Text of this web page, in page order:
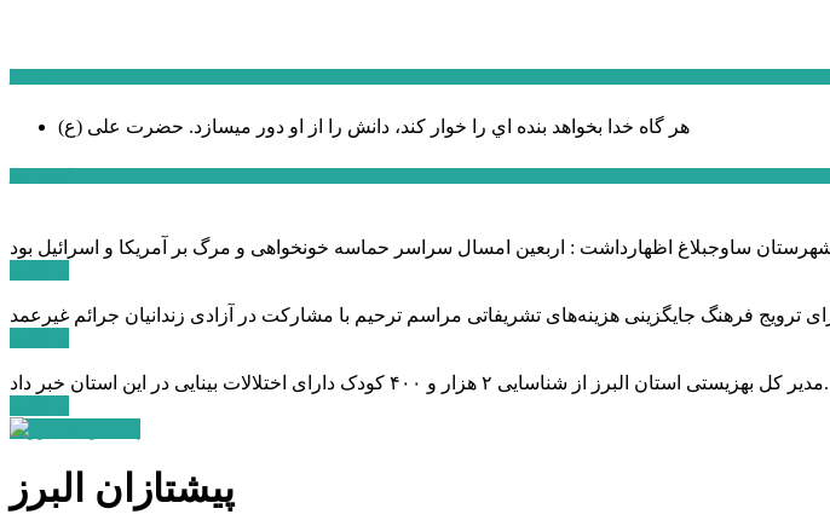
هر گاه خدا بخواهد بنده اي را خوار كند، دانش را از او دور میسازد. حضرت علی (ع)
ترویج فرهنگ جایگزینی هزینه‌های تشریفاتی مراسم ترحیم با مشارکت در آزادی زندانیان جرائم غیرعمد
مدیر کل بهزیستی استان البرز از شناسایی ۲ هزار و ۴۰۰ کودک دارای اختلالات بینایی در این استان خبر داد.
پیشتازان البرز